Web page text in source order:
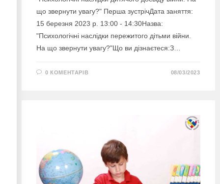
що звернути увагу?" Перша зустрічДата заняття:
15 березня 2023 р. 13:00 - 14:30Назва:
"Психологічні наслідки пережитого дітьми війни.
На що звернути увагу?"Що ви дізнаєтеся:З…
0 КОМЕНТАРІВ 08/03/2023